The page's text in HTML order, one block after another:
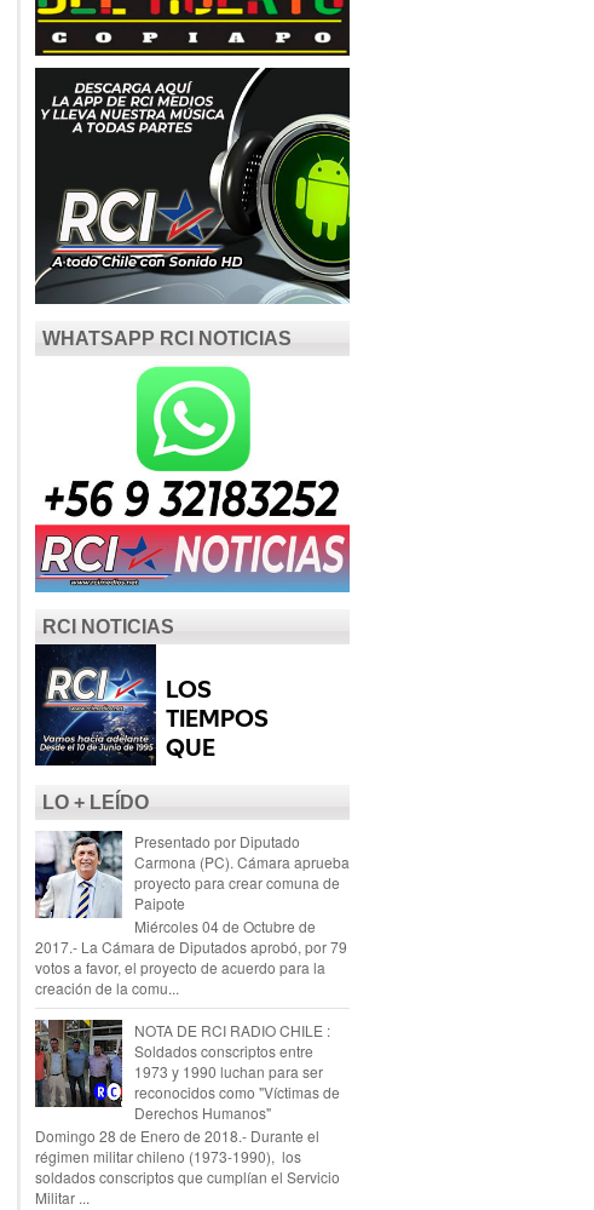
WHATSAPP RCI NOTICIAS
RCI NOTICIAS
LO + LEÍDO
Presentado por Diputado
Carmona (PC). Cámara aprueba
proyecto para crear comuna de
Paipote
Miércoles 04 de Octubre de
2017.- La Cámara de Diputados aprobó, por 79
votos a favor, el proyecto de acuerdo para la
creación de la comu...
NOTA DE RCI RADIO CHILE :
Soldados conscriptos entre
1973 y 1990 luchan para ser
reconocidos como "Víctimas de
Derechos Humanos"
Domingo 28 de Enero de 2018.- Durante el
régimen militar chileno (1973-1990), los
soldados conscriptos que cumplían el Servicio
Militar ...